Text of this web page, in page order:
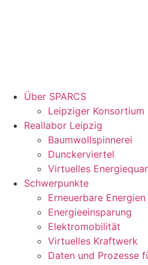
Über SPARCS
Leipziger Konsortium
Reallabor Leipzig
Baumwollspinnerei
Dunckerviertel
Virtuelles
Schwerpunkte
Erneuerbare Energien
Energieeinsparung
Elektromobilität
Virtuelles Kraftwerk
Daten und Prozesse